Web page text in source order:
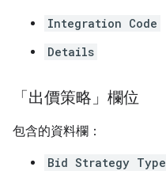
Integration Code
Details
「出價策略」欄位
包含的資料欄：
Bid Strategy Type